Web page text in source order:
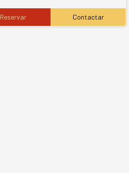
Reservar Contactar